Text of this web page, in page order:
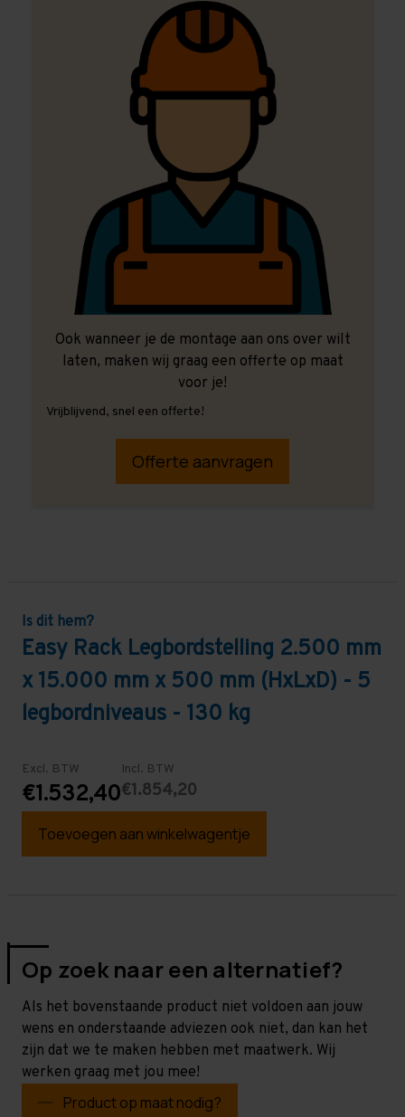
Ook wanneer je de montage aan ons over wilt
laten, maken wij graag een offerte op maat
voor je!
Vrijblijvend, snel een offerte!
Offerte aanvragen
Is dit hem?
Easy Rack Legbordstelling 2.500 mm
x 15.000 mm x 500 mm (HxLxD) - 5
legbordniveaus - 130 kg
Excl. BTW
€1.532,40
Incl. BTW
€1.854,20
Toevoegen aan winkelwagentje
Op zoek naar een alternatief?
Als het bovenstaande product niet voldoen aan jouw
wens en onderstaande adviezen ook niet, dan kan het
zijn dat we te maken hebben met maatwerk. Wij
werken graag met jou mee!
Product op maat nodig?